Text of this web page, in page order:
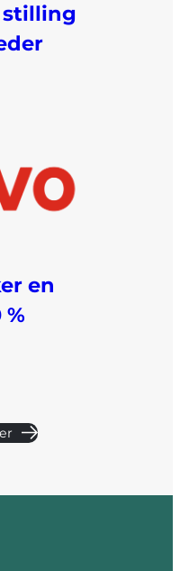
stilling
en